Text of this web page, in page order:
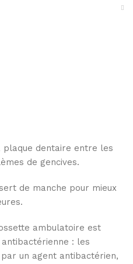
dentaire entre les
de gencives.
de manche pour mieux
ambulatoire est
: les
un agent antibactérien,